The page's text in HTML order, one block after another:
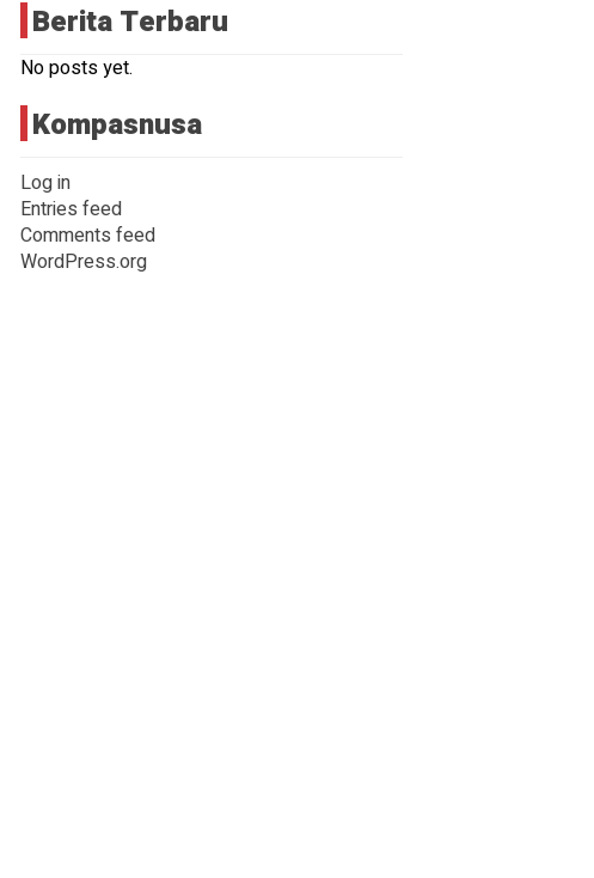
Berita Terbaru
No posts yet.
Kompasnusa
Log in
Entries feed
Comments feed
WordPress.org